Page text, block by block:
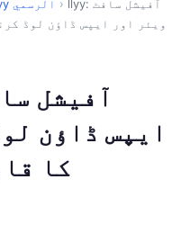
llyy الرسمي › llyy: آفیشل سافٹ
ویئر اور ایپس ڈاؤن لوڈ
ایپس ڈاؤن
کا